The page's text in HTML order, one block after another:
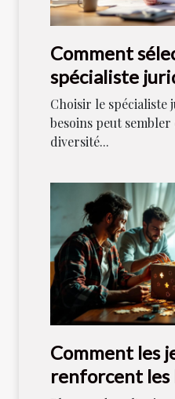
Comment
spécialiste
besoins ?
Choisir le spécialiste
besoins peut sembler
diversité...
Comment les
renforcent les